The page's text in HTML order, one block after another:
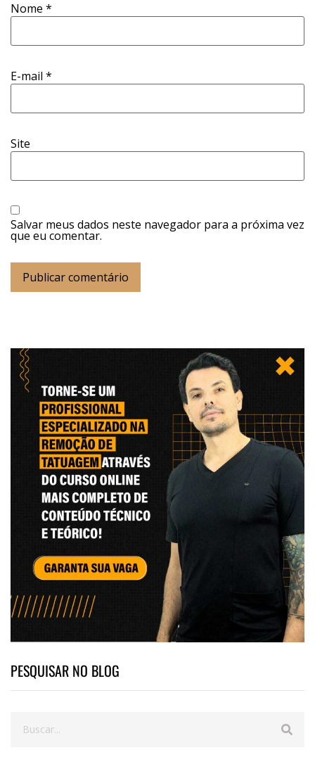
Nome *
E-mail *
Site
Salvar meus dados neste navegador para a próxima vez
que eu comentar.
PESQUISAR NO BLOG